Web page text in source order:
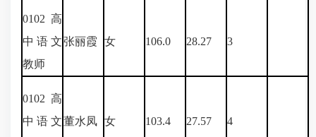
0102 高
中语文
教师
张丽霞 女 106.0 28.27 3
0102 高
中语文董水凤 女 103.4 27.57 4